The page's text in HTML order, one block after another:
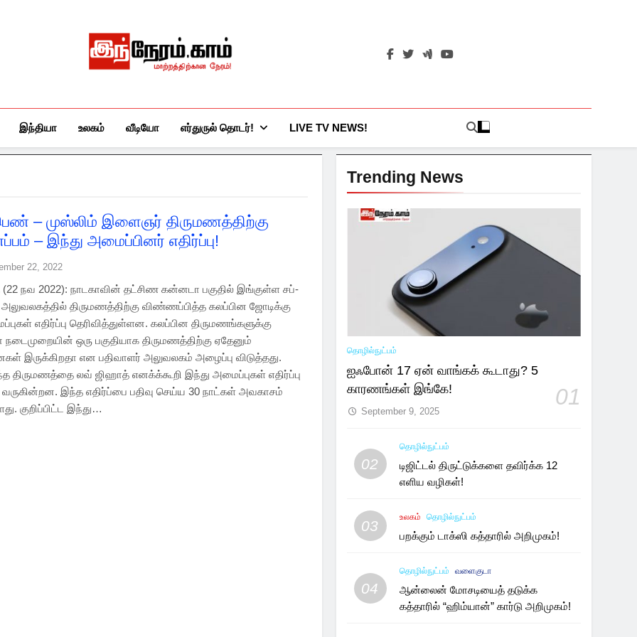
இந்நேரம்.காம்
இந்தியா உலகம் வீடியோ எர்துருல் தொடர்! LIVE TV NEWS!
– முஸ்லிம் இளைஞர் திருமணத்திற்கு
– இந்து அமைப்பினர் எதிர்ப்பு!
22, 2022
(22 நவ 2022): நாடகாவின் தட்சிண கன்னடா பகுதில் இங்குள்ள சப்-
அலுவலகத்தில் திருமணத்திற்கு விண்ணப்பித்த கலப்பின ஜோடிக்கு
எதிர்ப்பு தெரிவித்துள்ளன. கலப்பின திருமணங்களுக்கு
ஒரு பகுதியாக திருமணத்திற்கு ஏதேனும்
இருக்கிறதா என பதிவாளர் அலுவலகம் அழைப்பு விடுத்தது.
லவ் ஜிஹாத் எனக்க்கூறி இந்து அமைப்புகள் எதிர்ப்பு
வருகின்றன. இந்த எதிர்ப்பை பதிவு செய்ய 30 நாட்கள் அவகாசம்
குறிப்பிட்ட இந்து…
Trending News
தொழில்நுட்பம்
ஐஃபோன் 17 ஏன் வாங்கக் கூடாது? 5
காரணங்கள் இங்கே!
01
September 9, 2025
02
தொழில்நுட்பம்
டிஜிட்டல் திருட்டுக்களை தவிர்க்க 12
எளிய வழிகள்!
03
உலகம் தொழில்நுட்பம்
பறக்கும் டாக்ஸி கத்தாரில் அறிமுகம்!
04
தொழில்நுட்பம் வளைகுடா
ஆன்லைன் மோசடியைத் தடுக்க
கத்தாரில் “ஹிம்யான்” கார்டு அறிமுகம்!